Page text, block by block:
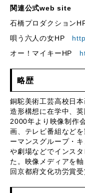
関連公式web site
石橋プロダクション
唄う六人の女HP
オー！マイキーHP
略歴
銅駝美術工芸高校日
造形構想に在学中、
2000年より映像制作
画、テレビ番組など
ーマンスグループ・
や劇場などでインス
た。映像メディアを
回京都府文化功労賞受